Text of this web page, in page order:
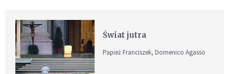
Świat jutra
Papież Franciszek, Domenico Agasso